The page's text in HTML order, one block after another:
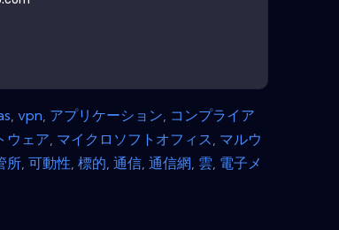
,vpn, アプリケーション, コンプライア
ウェア, マイクロソフトオフィス, マルウ
所,可動性,標的,通信,通信網, 雲, 電子メ